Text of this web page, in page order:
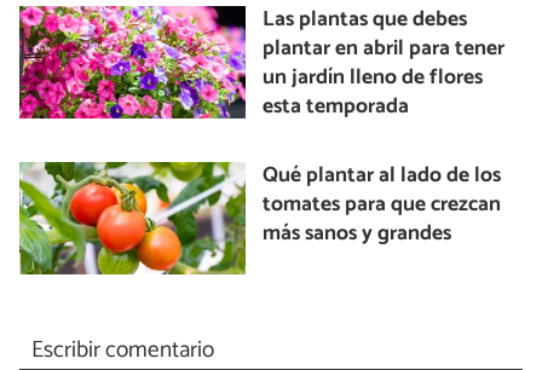
Las plantas que debes
plantar en abril para tener
un jardín lleno de flores
esta temporada
Qué plantar al lado de los
tomates para que crezcan
más sanos y grandes
Escribir comentario